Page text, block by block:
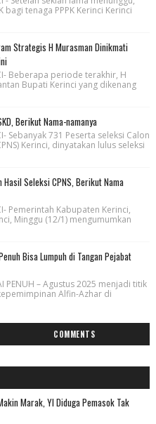
bagi tenaga PPPK Kerinci Kerinci
Strategis H Murasman Dinikmati
Beberapa periode terakhir, H
Bupati Kerinci yang dikenang
Berikut Nama-namanya
Sebanyak 731 Peserta seleksi Calon
Kerinci, dinyatakan lulus seleksi
Hasil Seleksi CPNS, Berikut Nama
Pemerintah Kabupaten Kerinci,
Minggu (12/1) mengumumkan
Bisa Lumpuh di Tangan Pejabat
PENUH – Agustus 2025 menjadi titik
Alfin-Azhar di
COMMENTS
Marak, YI Diduga Pemasok Tak